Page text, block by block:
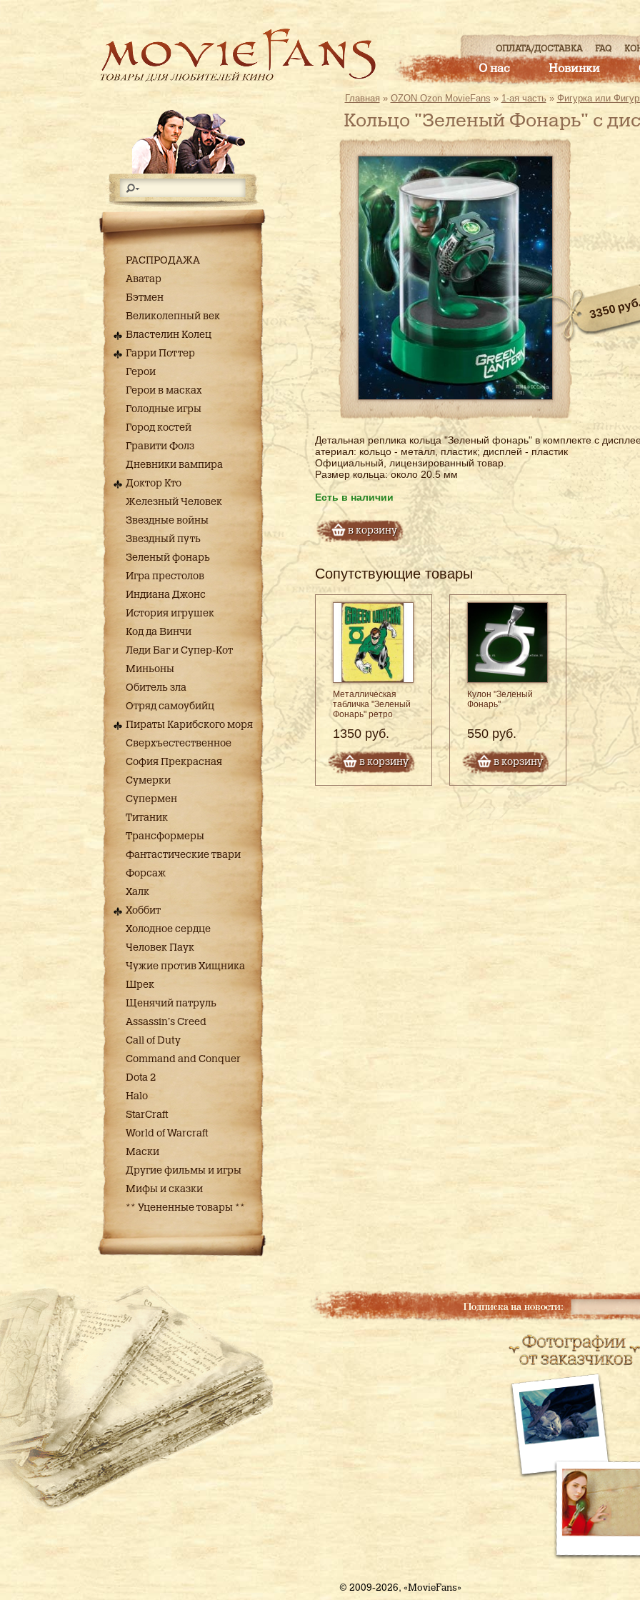
ОПЛАТА/ДОСТАВКА FAQ
О нас Новинки
РАСПРОДАЖА
Аватар
Бэтмен
Великолепный век
Властелин Колец
Гарри Поттер
Герои
Герои в масках
Голодные игры
Город костей
Гравити Фолз
Дневники вампира
Доктор Кто
Железный Человек
Звездные войны
Звездный путь
Зеленый фонарь
Игра престолов
Индиана Джонс
История игрушек
Код да Винчи
Леди Баг и Супер-Кот
Миньоны
Обитель зла
Отряд самоубийц
Пираты Карибского моря
Сверхъестественное
София Прекрасная
Сумерки
Супермен
Титаник
Трансформеры
Фантастические твари
Форсаж
Халк
Хоббит
Холодное сердце
Человек Паук
Чужие против Хищника
Шрек
Щенячий патруль
Assassin's Creed
Call of Duty
Command and Conquer
Dota 2
Halo
StarCraft
World of Warcraft
Маски
Другие фильмы и игры
Мифы и сказки
** Уцененные товары **
Главная » OZON Ozon MovieFans » 1-ая часть » Фигурка или
Кольцо "Зеленый Фонарь" с
3350
Детальная реплика кольца "Зеленый фонарь" в комплекте с
атериал: кольцо - металл, пластик; дисплей - пластик
Официальный, лицензированный товар.
Размер кольца: около 20.5 мм
Есть в наличии
в корзину
Сопутствующие товары
Металлическая
табличка "Зеленый
Фонарь" ретро
1350 руб.
в корзину
Кулон "Зеленый
Фонарь"
550 руб.
в корзину
© 2009-2026, «MovieFans»